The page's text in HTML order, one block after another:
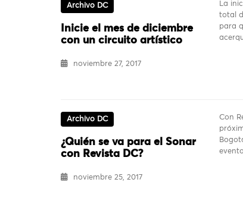
Archivo DC
Inicie el mes de diciembre
con un circuito artístico
noviembre 27, 2017
La
total
para
Archivo DC
¿Quién se va para el Sonar
con Revista DC?
noviembre 25, 2017
Con